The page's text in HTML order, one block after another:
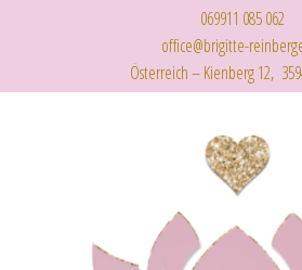
069911 085 062
office@brigitte-
Österreich – Kienberg 12,